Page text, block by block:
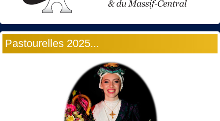
Pastourelles 2025...